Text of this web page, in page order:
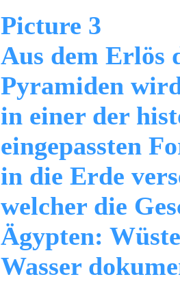
Picture 3
Aus dem Erlös
Pyramiden
in einer der
eingepassten
in die Erde
welcher die
Ägypten:
Wasser